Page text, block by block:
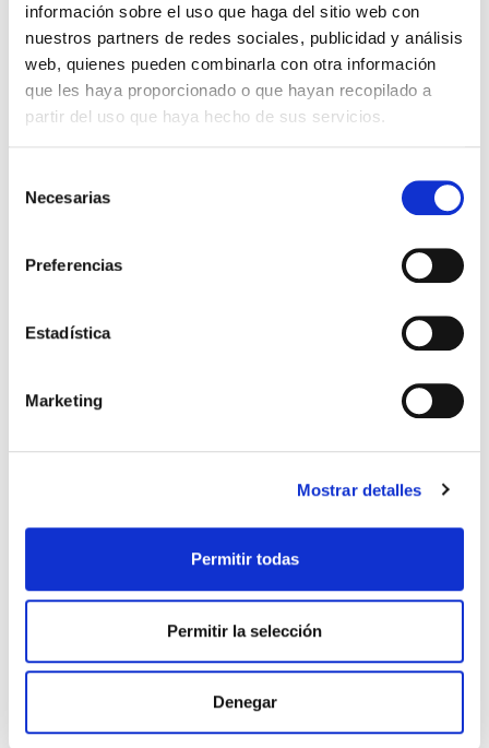
información sobre el uso que haga del sitio web con
nuestros partners de redes sociales, publicidad y análisis
web, quienes pueden combinarla con otra información
que les haya proporcionado o que hayan recopilado a
partir del uso que haya hecho de sus servicios.
Necesarias
Preferencias
Estadística
Marketing
Mostrar detalles
Permitir todas
Permitir la selección
Denegar
En lugar de: 11,99 €
Ahorras: 0,60 € (5%)
En stock (2 unidades)
Recíbelo en 24/48H*
(SIN IVA)
Los que compraron este
producto, también